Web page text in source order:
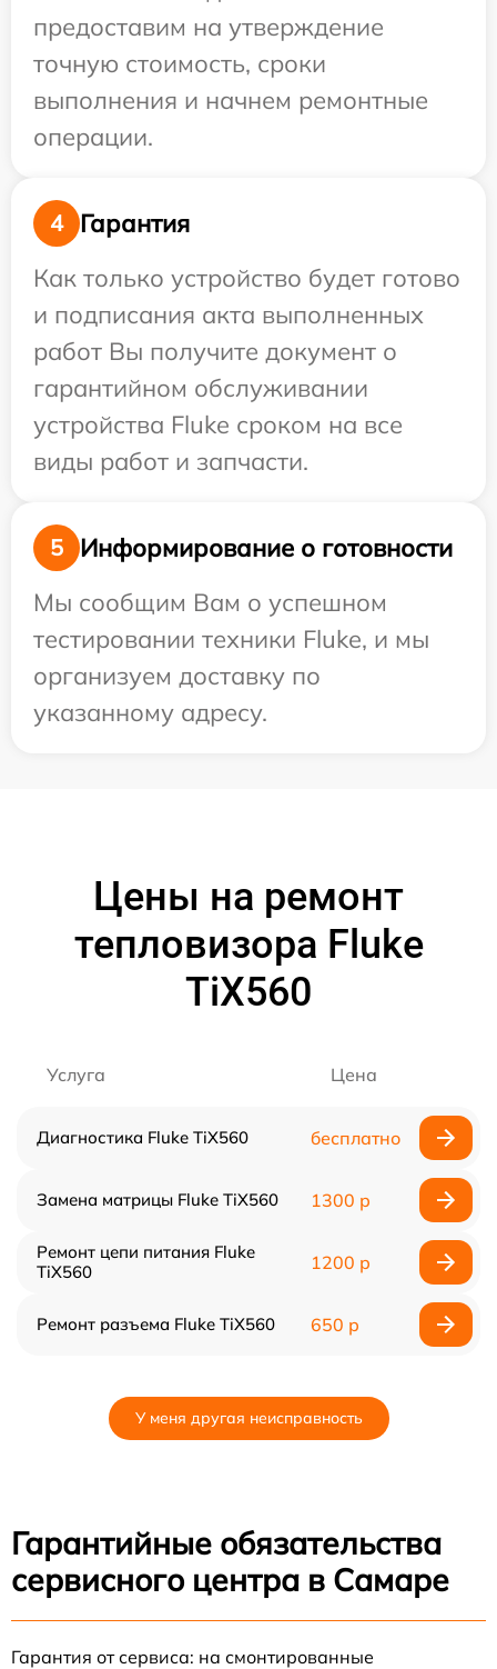
предоставим на утверждение
точную стоимость, сроки
выполнения и начнем ремонтные
операции.
4
Гарантия
Как только устройство будет готово
и подписания акта выполненных
работ Вы получите документ о
гарантийном обслуживании
устройства Fluke сроком на все
виды работ и запчасти.
5
Информирование о готовности
Мы сообщим Вам о успешном
тестировании техники Fluke, и мы
организуем доставку по
указанному адресу.
Цены на ремонт
тепловизора Fluke
TiX560
Услуга Цена
Диагностика Fluke TiX560 бесплатно
Замена матрицы Fluke TiX560 1300 р
Ремонт цепи питания Fluke
TiX560
1200 р
Ремонт разъема Fluke TiX560 650 р
У меня другая неисправность
Гарантийные обязательства
сервисного центра в Самаре
Гарантия от сервиса: на смонтированные